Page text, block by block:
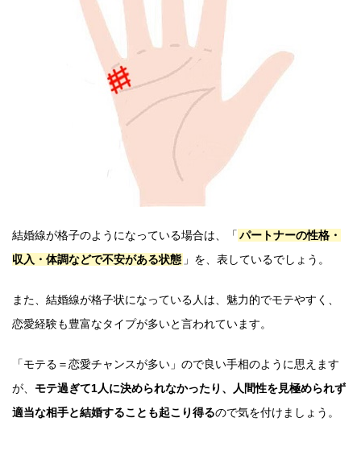
結婚線が格子のようになっている場合は、「 パートナーの性格・
収入・体調などで不安がある状態 」を、表しているでしょう。
また、結婚線が格子状になっている人は、魅力的でモテやすく、
恋愛経験も豊富なタイプが多いと言われています。
「モテる＝恋愛チャンスが多い」ので良い手相のように思えます
が、 モテ過ぎて1人に決められなかったり、人間性を見極められず
適当な相手と結婚することも起こり得るので気を付けましょう。